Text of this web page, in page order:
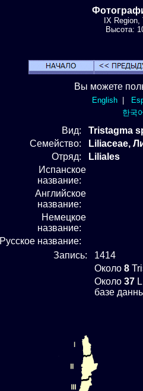
IX Region,
Высота:
Вы можете
English|
한국
Вид:
Tristagma
Семейство:
Liliaceae,
Отряд:
Liliales
Испанское
название:
Английское
название:
Немецкое
название:
Русское название:
Запись:
1414
Около 8
Около 37
базе